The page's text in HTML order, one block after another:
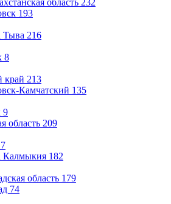
область 232
193
Тыва 216
8
край 213
Камчатский 135
9
область 209
Калмыкия 182
область 179
74